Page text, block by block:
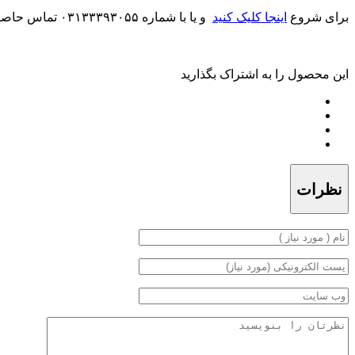
برای شروع اینجا کلیک کنید و یا با شماره ۰۳۱۳۳۳۹۳۰۵۵ تماس حاصل فرمایید.
این محصول را به اشتراک بگذارید
نظرات